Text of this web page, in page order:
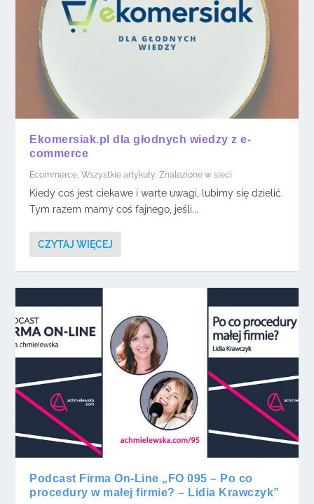
Ekomersiak.pl dla głodnych wiedzy z e-
commerce
Ecommerce,Wszystkie artykuły,Znalezione w sieci
Kiedy coś jest ciekawe i warte uwagi, lubimy się dzielić.
Tym razem mamy coś fajnego, jeśli...
CZYTAJ WIĘCEJ
Podcast Firma On-Line „FO 095 – Po co
procedury w małej firmie? – Lidia Krawczyk”